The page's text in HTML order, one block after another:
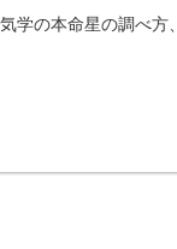
学の本命星の調べ方